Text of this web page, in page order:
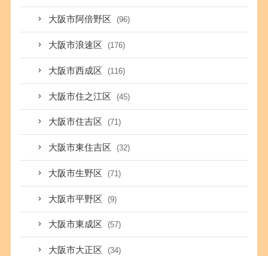
大阪市阿倍野区 (96)
大阪市浪速区 (176)
大阪市西成区 (116)
大阪市住之江区 (45)
大阪市住吉区 (71)
大阪市東住吉区 (32)
大阪市生野区 (71)
大阪市平野区 (9)
大阪市東成区 (57)
大阪市大正区 (34)